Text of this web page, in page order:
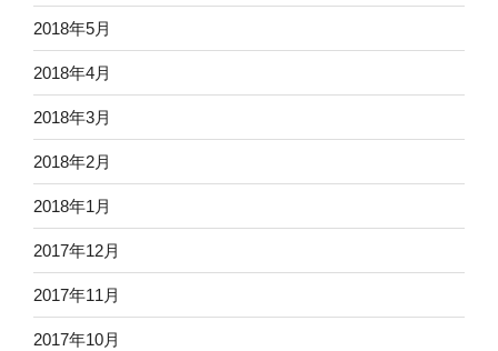
2018年5月
2018年4月
2018年3月
2018年2月
2018年1月
2017年12月
2017年11月
2017年10月